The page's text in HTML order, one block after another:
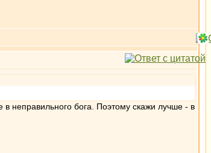
неправильного бога. Поэтому скажи лучше - в